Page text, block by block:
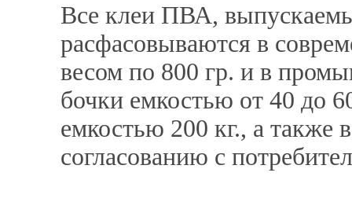
Все клеи ПВА,
расфасовываются в
весом по 800 гр. и в
бочки емкостью от 40 до
емкостью 200 кг., а
согласованию с